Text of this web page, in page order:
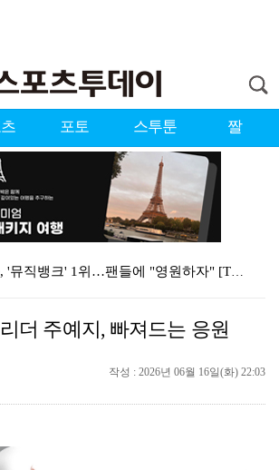
포토 스투툰 짤
누에라, '뮤직뱅크' 1위…팬들에 "영원하자" [TV캡…
서장훈 감독 "내 능력 부족" 자책하게 만든 펜타곤과의…
대한축구협회의 '심판 성접대'…최악의 경우 런던 올림픽…
강채연, 제주삼다수 2R 깜짝 선두 도약…박민지 공동 …
더 주예지, 빠져드는 응원
작성 : 2026년 06월 16일(화) 22:03